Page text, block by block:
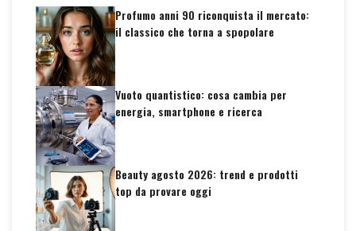
Profumo anni 90 riconquista il mercato:
il classico che torna a spopolare
Vuoto quantistico: cosa cambia per
energia, smartphone e ricerca
Beauty agosto 2026: trend e prodotti
top da provare oggi